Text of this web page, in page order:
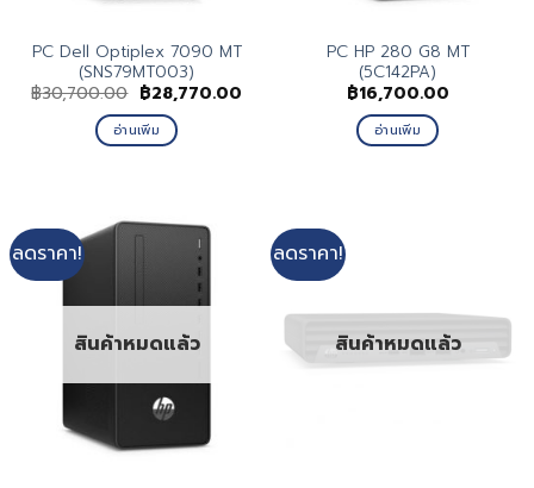
PC Dell Optiplex 7090 MT
(SNS79MT003)
฿30,700.00 Original
price
was:
฿30,700.00.
฿28,770.00Current
อ่านเพิ่ม
PC HP 280 G8 MT
(5C142PA)
฿16,700.00
อ่านเพิ่ม
ลดราคา!
สินค้าหมดแล้ว
ลดราคา!
สินค้าหมดแล้ว